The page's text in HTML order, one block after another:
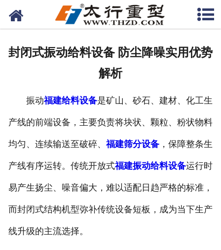
网站首页
联系我们
封闭式振动给料设备 防尘降噪实用优势
解析
振动福建给料设备是矿山、砂石、建材、化工生
产线的前端设备，主要负责将块状、颗粒、粉状物料
均匀、连续输送至破碎、 福建筛分设备，保障整条生
产线有序运转。传统开放式福建振动给料设备运行时
易产生扬尘、噪音偏大，难以适配日趋严格的标准，
而封闭式结构机型弥补传统设备短板，成为当下生产
线升级的主流选择。